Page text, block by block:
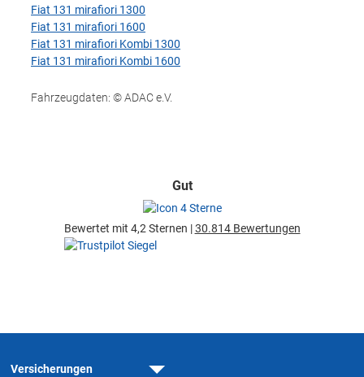
Fiat 131 mirafiori 1300
Fiat 131 mirafiori 1600
Fiat 131 mirafiori Kombi 1300
Fiat 131 mirafiori Kombi 1600
Fahrzeugdaten: © ADAC e.V.
Gut
Bewertet mit 4,2 Sternen |30.814 Bewertungen
Versicherungen